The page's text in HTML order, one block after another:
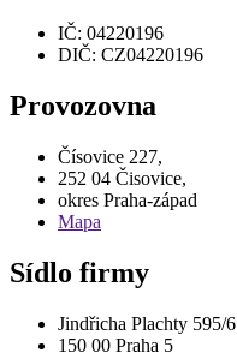
IČ: 04220196
DIČ: CZ04220196
Provozovna
Čísovice 227,
252 04 Čisovice,
okres Praha-západ
Mapa
Sídlo firmy
Jindřicha Plachty 595/6
150 00 Praha 5